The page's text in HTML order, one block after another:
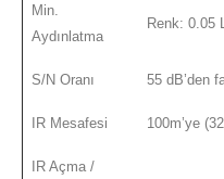
Min.
Aydınlatma
Renk: 0.05
S/N Oranı 55 dB’den
IR Mesafesi 100m’ye
IR Açma /